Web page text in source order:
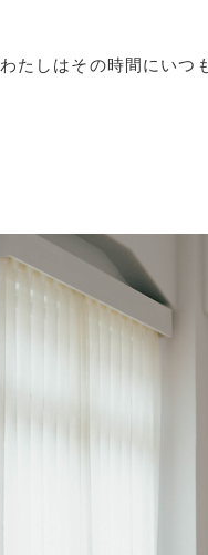
わたしはその時間にいつ